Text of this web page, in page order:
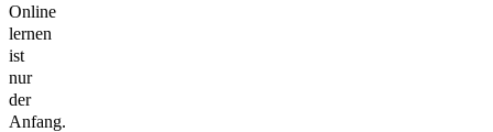
Online
lernen
ist
nur
der
Anfang.